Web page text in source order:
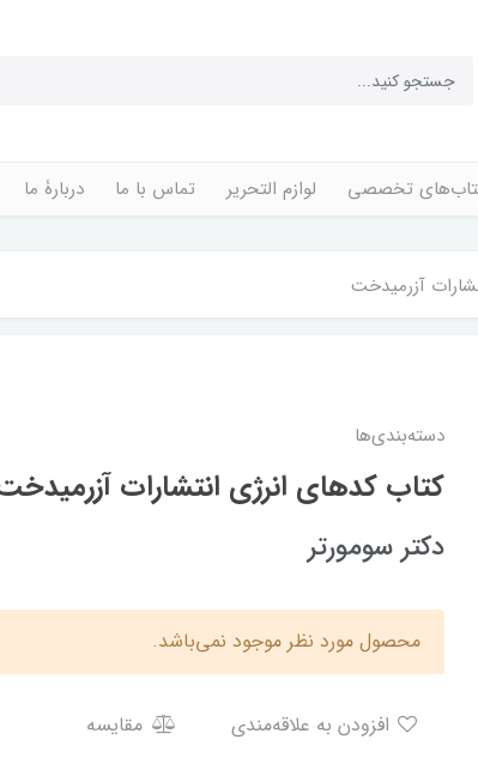
تخصصی لوازم التحریر تماس با ما دربارۀ ما
آزرمیدخت
دسته‌بندی‌ها
کتاب کدهای انرژی انتشارات
دکتر سومورتر
محصول مورد نظر موجود نمی‌باشد.
مقایسه